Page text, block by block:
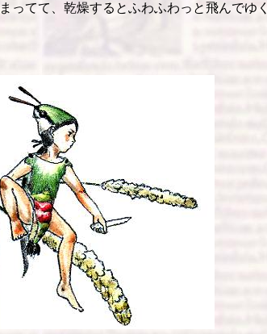
ってて、乾燥するとふわふわっと飛んでゆく